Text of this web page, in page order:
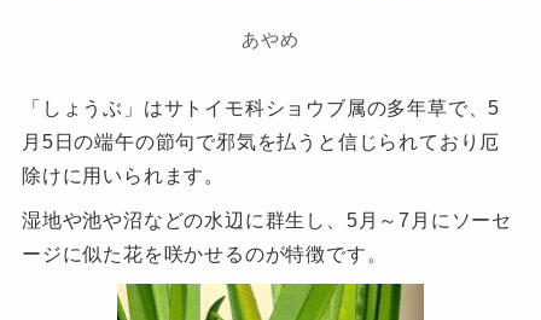
あやめ
「しょうぶ」はサトイモ科ショウブ属の多年草で、5
月5日の端午の節句で邪気を払うと信じられており厄
除けに用いられます。
湿地や池や沼などの水辺に群生し、5月～7月にソーセ
ージに似た花を咲かせるのが特徴です。